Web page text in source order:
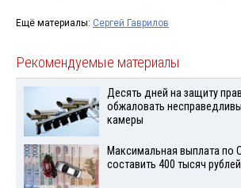
Ещё материалы: Сергей Гаврилов
Рекомендуемые материалы
Десять дней на защиту
обжаловать
камеры
Максимальная выплата
составить 400 тысяч рублей